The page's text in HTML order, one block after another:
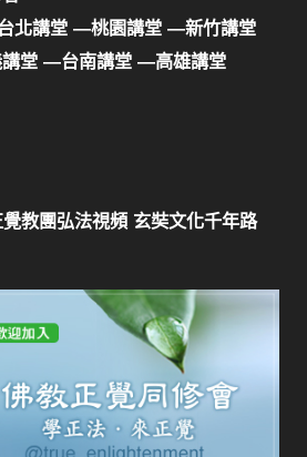
北講堂 —桃園講堂 —新竹講堂
堂 —台南講堂 —高雄講堂
覺教團弘法視頻 玄奘文化千年路